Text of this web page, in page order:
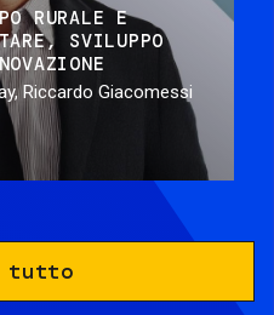
RURALE E
SVILUPPO
Riccardo Giacomessi
tutto